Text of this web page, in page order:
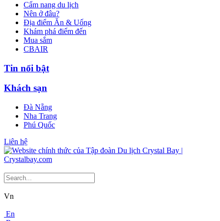
Cẩm nang du lịch
Nên ở đâu?
Địa điểm Ăn & Uống
Khám phá điểm đến
Mua sắm
CBAIR
Tin nổi bật
Khách sạn
Đà Nẵng
Nha Trang
Phú Quốc
Liên hệ
Vn
En